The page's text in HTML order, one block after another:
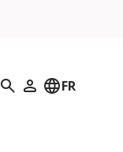
Recherche
Mon profil
FR